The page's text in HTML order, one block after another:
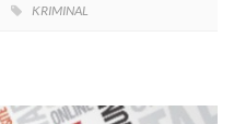
KRIMINAL